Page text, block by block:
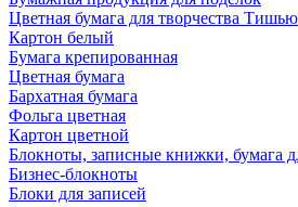
Цветная бумага для творчества Тишью
Картон белый
Бумага крепированная
Цветная бумага
Бархатная бумага
Фольга цветная
Картон цветной
Блокноты, записные книжки, бумага
Бизнес-блокноты
Блоки для записей